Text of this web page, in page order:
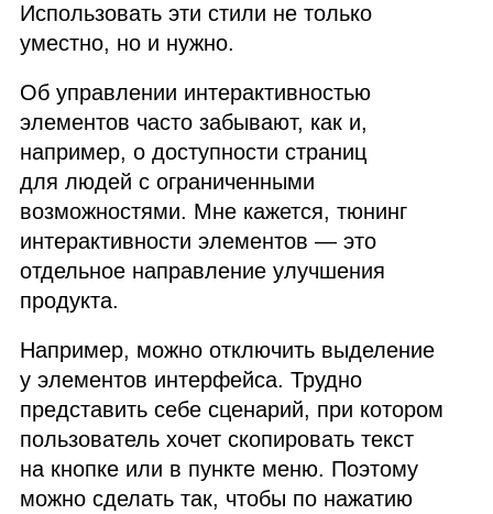
Использовать эти стили не только
уместно, но и нужно.
Об управлении интерактивностью
элементов часто забывают, как и,
например, о доступности страниц
для людей с ограниченными
возможностями. Мне кажется, тюнинг
интерактивности элементов — это
отдельное направление улучшения
продукта.
Например, можно отключить выделение
у элементов интерфейса. Трудно
представить себе сценарий, при котором
пользователь хочет скопировать текст
на кнопке или в пункте меню. Поэтому
можно сделать так, чтобы по нажатию